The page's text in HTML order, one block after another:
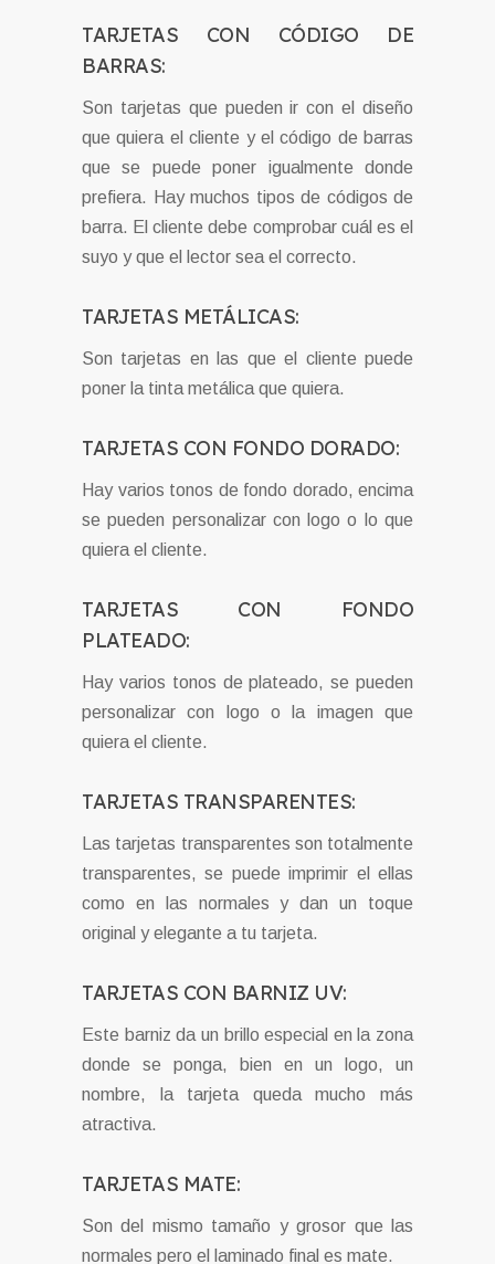
TARJETAS CON CÓDIGO DE
BARRAS:
Son tarjetas que pueden ir con el diseño
que quiera el cliente y el código de barras
que se puede poner igualmente donde
prefiera. Hay muchos tipos de códigos de
barra. El cliente debe comprobar cuál es el
suyo y que el lector sea el correcto.
TARJETAS METÁLICAS:
Son tarjetas en las que el cliente puede
poner la tinta metálica que quiera.
TARJETAS CON FONDO DORADO:
Hay varios tonos de fondo dorado, encima
se pueden personalizar con logo o lo que
quiera el cliente.
TARJETAS CON FONDO
PLATEADO:
Hay varios tonos de plateado, se pueden
personalizar con logo o la imagen que
quiera el cliente.
TARJETAS TRANSPARENTES:
Las tarjetas transparentes son totalmente
transparentes, se puede imprimir el ellas
como en las normales y dan un toque
original y elegante a tu tarjeta.
TARJETAS CON BARNIZ UV:
Este barniz da un brillo especial en la zona
donde se ponga, bien en un logo, un
nombre, la tarjeta queda mucho más
atractiva.
TARJETAS MATE:
Son del mismo tamaño y grosor que las
normales pero el laminado final es mate.